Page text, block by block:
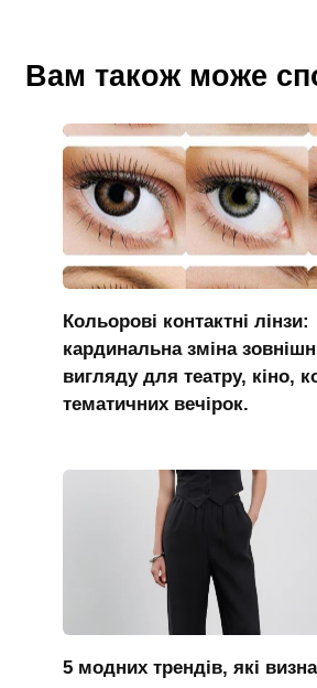
Вам також може
Кольорові контактні лінзи:
кардинальна зміна
вигляду для театру, кіно,
тематичних вечірок.
5 модних трендів, які